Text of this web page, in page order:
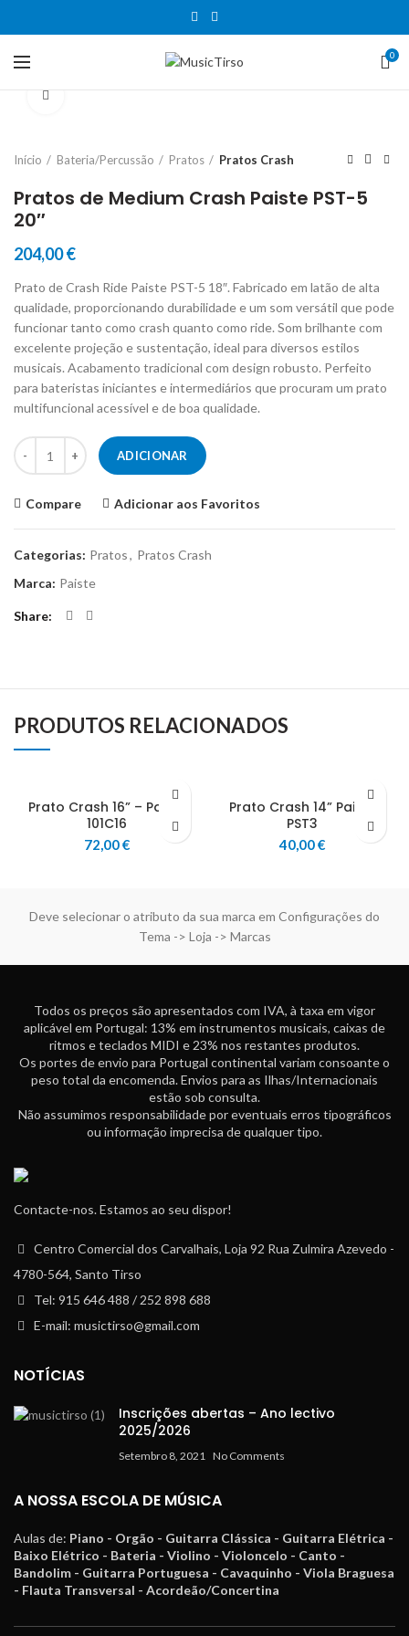
0
Início Bateria/Percussão Pratos Pratos Crash
Pratos de Medium Crash Paiste PST-5
20″
204,00€
Prato de Crash Ride Paiste PST-5 18″. Fabricado em latão de alta
qualidade, proporcionando durabilidade e um som versátil que pode
funcionar tanto como crash quanto como ride. Som brilhante com
excelente projeção e sustentação, ideal para diversos estilos
musicais. Acabamento tradicional com design robusto. Perfeito
para bateristas iniciantes e intermediários que procuram um prato
multifuncional acessível e de boa qualidade.
Quantidade de Pratos de Medium Crash Paiste PST-5 20"
ADICIONAR
Compare Adicionar aos Favoritos
Categorias: Pratos, Pratos Crash
Marca: Paiste
Share
PRODUTOS RELACIONADOS
Prato Crash 16” – Paiste
101C16
72,00€
Prato Crash 14” Paiste
PST3
40,00€
Deve selecionar o atributo da sua marca em Configurações do
Tema -> Loja -> Marcas
Todos os preços são apresentados com IVA, à taxa em vigor
aplicável em Portugal: 13% em instrumentos musicais, caixas de
ritmos e teclados MIDI e 23% nos restantes produtos.
Os portes de envio para Portugal continental variam consoante o
peso total da encomenda. Envios para as Ilhas/Internacionais
estão sob consulta.
Não assumimos responsabilidade por eventuais erros tipográficos
ou informação imprecisa de qualquer tipo.
Contacte-nos. Estamos ao seu dispor!
Centro Comercial dos Carvalhais, Loja 92 Rua Zulmira Azevedo -
4780-564, Santo Tirso
Tel: 915 646 488 / 252 898 688
E-mail: musictirso@gmail.com
NOTÍCIAS
Inscrições abertas – Ano lectivo
2025/2026
Setembro 8, 2021 No Comments
A NOSSA ESCOLA DE MÚSICA
Aulas de: Piano - Orgão - Guitarra Clássica - Guitarra Elétrica -
Baixo Elétrico - Bateria - Violino - Violoncelo - Canto -
Bandolim - Guitarra Portuguesa - Cavaquinho - Viola Braguesa
- Flauta Transversal - Acordeão/Concertina